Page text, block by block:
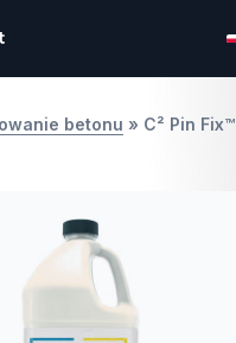
betonu » C² Pin Fix™